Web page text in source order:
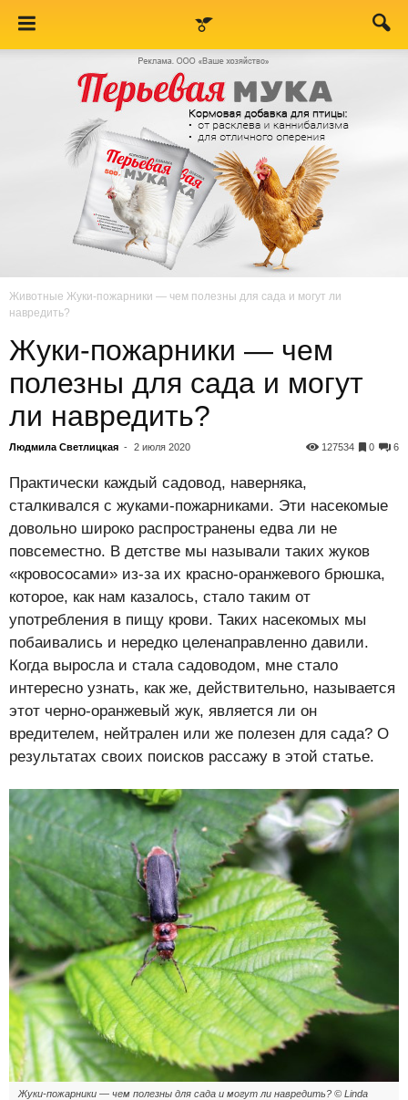
Животные Жуки-пожарники — чем полезны для сада и могут ли
навредить?
Жуки-пожарники — чем
полезны для сада и могут
ли навредить?
Людмила Светлицкая - 2 июля 2020 6
0
127534
Практически каждый садовод, наверняка,
сталкивался с жуками-пожарниками. Эти насекомые
довольно широко распространены едва ли не
повсеместно. В детстве мы называли таких жуков
«кровососами» из-за их красно-оранжевого брюшка,
которое, как нам казалось, стало таким от
употребления в пищу крови. Таких насекомых мы
побаивались и нередко целенаправленно давили.
Когда выросла и стала садоводом, мне стало
интересно узнать, как же, действительно, называется
этот черно-оранжевый жук, является ли он
вредителем, нейтрален или же полезен для сада? О
результатах своих поисков рассажу в этой статье.
Жуки-пожарники — чем полезны для сада и могут ли навредить? © Linda